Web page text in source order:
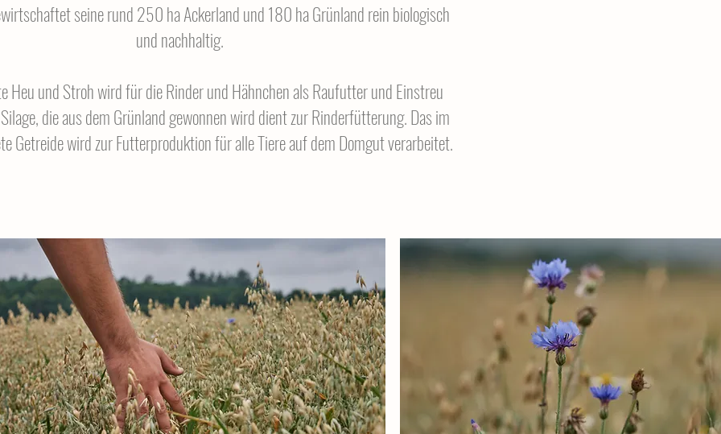
seine rund 250 ha Ackerland und 180 ha Grünland rein biologisch
und nachhaltig.
Heu und Stroh wird für die Rinder und Hähnchen als Raufutter und Einstreu
die aus dem Grünland gewonnen wird dient zur Rinderfütterung. Das im
Getreide wird zur Futterproduktion für alle Tiere auf dem Domgut verarbeitet.